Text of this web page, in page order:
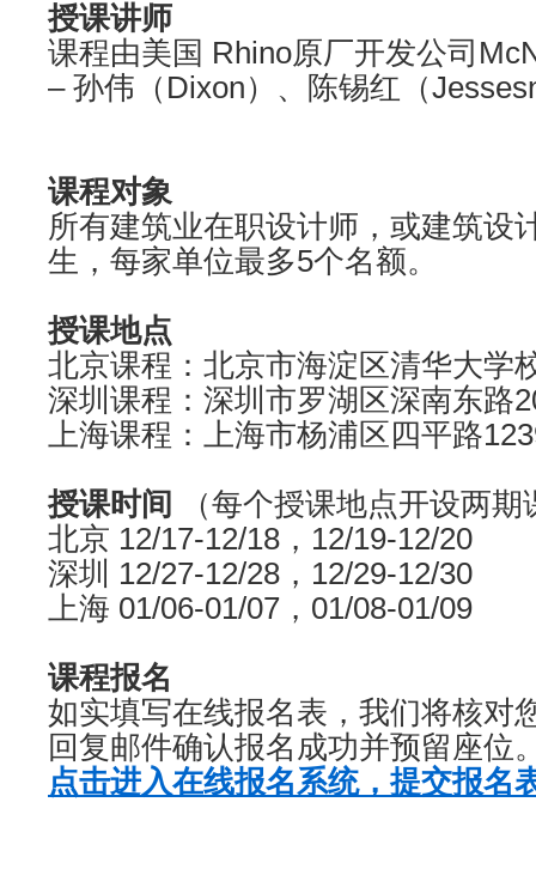
授课讲师
课程由美国 Rhino原厂开发公司
– 孙伟（Dixon）、陈锡红（
课程对象
所有建筑业在职设计师，或建筑设
生，每家单位最多5个名
授课地点
北京课程：北京市海淀区清华大学
深圳课程：深圳市罗湖区深南东路
上海课程：上海市杨浦区
授课时间
（每个授课地点开
北京 12/17-12/18，12/19-12/20
深圳 12/27-12/28，12/29-12/30
上海 01/06-01/07，01/08-
课程报名
如实填写在线报名表，我们将核对
回复邮件确认报名成功并
点击进入在线报名系统，提交报名